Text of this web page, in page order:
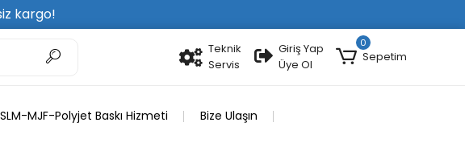
kargo!
Teknik
Servis
Giriş Yap
Üye Ol
0
Sepetim
MJF-Polyjet Baskı Hizmeti Bize Ulaşın